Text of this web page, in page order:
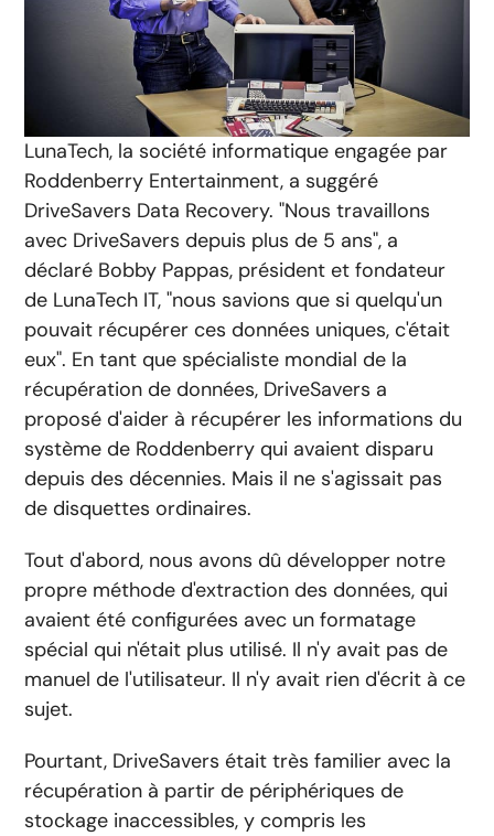
LunaTech, la société informatique engagée par
Roddenberry Entertainment, a suggéré
DriveSavers Data Recovery. "Nous travaillons
avec DriveSavers depuis plus de 5 ans", a
déclaré Bobby Pappas, président et fondateur
de LunaTech IT, "nous savions que si quelqu'un
pouvait récupérer ces données uniques, c'était
eux". En tant que spécialiste mondial de la
récupération de données, DriveSavers a
proposé d'aider à récupérer les informations du
système de Roddenberry qui avaient disparu
depuis des décennies. Mais il ne s'agissait pas
de disquettes ordinaires.
Tout d'abord, nous avons dû développer notre
propre méthode d'extraction des données, qui
avaient été configurées avec un formatage
spécial qui n'était plus utilisé. Il n'y avait pas de
manuel de l'utilisateur. Il n'y avait rien d'écrit à ce
sujet.
Pourtant, DriveSavers était très familier avec la
récupération à partir de périphériques de
stockage inaccessibles, y compris les